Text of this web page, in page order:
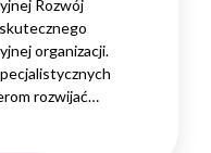
Rozwój
organizacji.
rozwijać